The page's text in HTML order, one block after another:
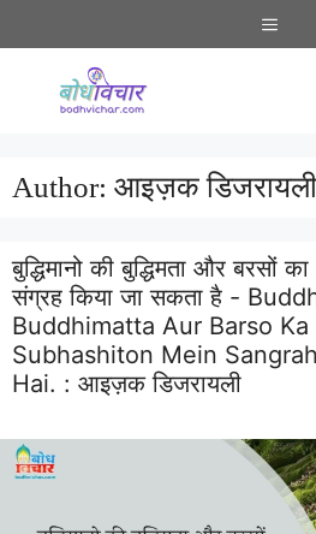
to
Menu
Author: आइज़क डिजरायली
बुद्धिमानो की बुद्धिमता और बरसों
संग्रह किया जा सकता है -
Buddhimatta Aur Barso
Subhashiton Mein
Hai. : आइज़क डिजरायली